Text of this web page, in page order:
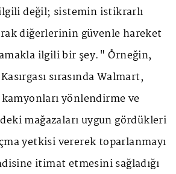
değil; sistemin istikrarlı
diğerlerinin güvenle hareket
ilgili bir şey." Örneğin,
sırasında Walmart,
yönlendirme ve
mağazaları uygun gördükleri
yetkisi vererek toparlanmayı
itimat etmesini sağladığı